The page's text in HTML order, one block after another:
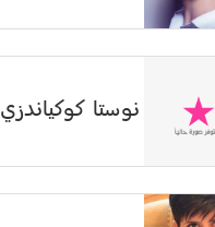
نوستا كوكياندزي